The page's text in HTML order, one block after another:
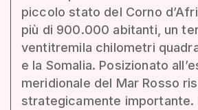
piccolo stato del Corno
più di 900.000 abitanti, un
ventitremila chilometri
e la Somalia. Posizionato
meridionale del Mar Rosso
strategicamente importante.